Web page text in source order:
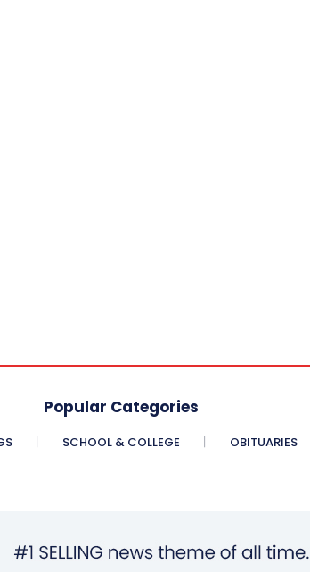
Popular Categories
SCHOOL & COLLEGE OBITUARIES